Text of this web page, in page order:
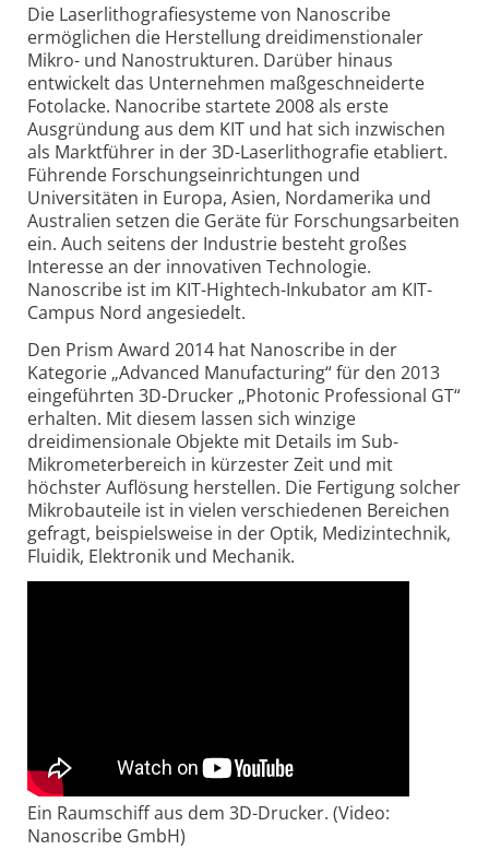
Die Laserlithografiesysteme von Nanoscribe
ermöglichen die Herstellung dreidimenstionaler
Mikro- und Nanostrukturen. Darüber hinaus
entwickelt das Unternehmen maßgeschneiderte
Fotolacke. Nanocribe startete 2008 als erste
Ausgründung aus dem KIT und hat sich inzwischen
als Marktführer in der 3D-Laserlithografie etabliert.
Führende Forschungseinrichtungen und
Universitäten in Europa, Asien, Nordamerika und
Australien setzen die Geräte für Forschungsarbeiten
ein. Auch seitens der Industrie besteht großes
Interesse an der innovativen Technologie.
Nanoscribe ist im KIT-Hightech-Inkubator am KIT-
Campus Nord angesiedelt.
Den Prism Award 2014 hat Nanoscribe in der
Kategorie „Advanced Manufacturing“ für den 2013
eingeführten 3D-Drucker „Photonic Professional GT“
erhalten. Mit diesem lassen sich winzige
dreidimensionale Objekte mit Details im Sub-
Mikrometerbereich in kürzester Zeit und mit
höchster Auflösung herstellen. Die Fertigung solcher
Mikrobauteile ist in vielen verschiedenen Bereichen
gefragt, beispielsweise in der Optik, Medizintechnik,
Fluidik, Elektronik und Mechanik.
Ein Raumschiff aus dem 3D-Drucker. (Video:
Nanoscribe GmbH)